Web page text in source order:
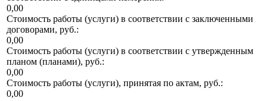
0,00
Стоимость работы (услуги) в соответствии с заключенными
договорами, руб.:
0,00
Стоимость работы (услуги) в соответствии с утвержденным
планом (планами), руб.:
0,00
Стоимость работы (услуги), принятая по актам, руб.:
0,00